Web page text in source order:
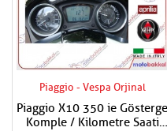
Piaggio - Vespa Orjinal
Piaggio X10 350 ie Gösterge
Komple / Kilometre Saati